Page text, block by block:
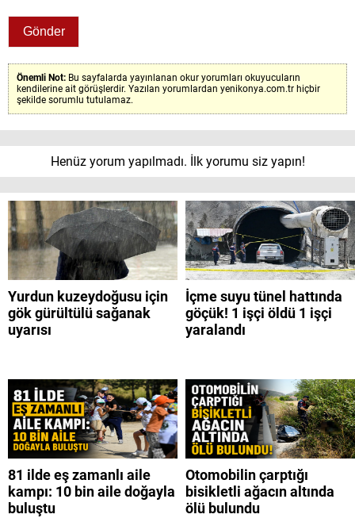
Önemli Not: Bu sayfalarda yayınlanan okur yorumları okuyucuların
kendilerine ait görüşlerdir. Yazılan yorumlardan yenikonya.com.tr hiçbir
şekilde sorumlu tutulamaz.
Henüz yorum yapılmadı. İlk yorumu siz yapın!
Yurdun kuzeydoğusu için
gök gürültülü sağanak
uyarısı
İçme suyu tünel hattında
göçük! 1 işçi öldü 1 işçi
yaralandı
81 ilde eş zamanlı aile
kampı: 10 bin aile doğayla
buluştu
Otomobilin çarptığı
bisikletli ağacın altında
ölü bulundu